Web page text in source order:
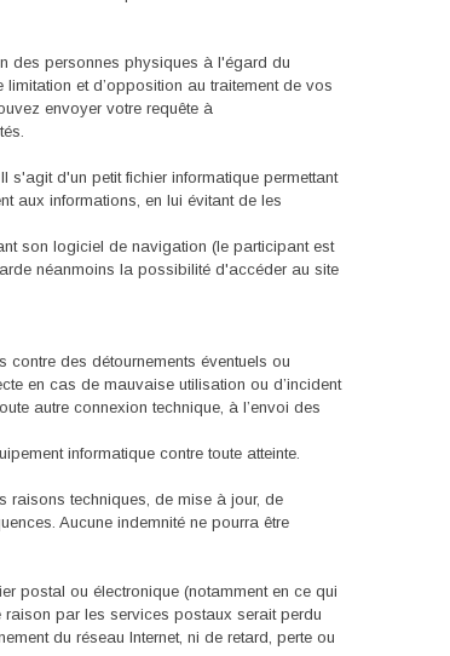
des personnes physiques à l'égard du
et d’opposition au traitement de vos
envoyer votre requête à
s'agit d'un petit fichier informatique permettant
aux informations, en lui évitant de les
son logiciel de navigation (le participant est
néanmoins la possibilité d'accéder au site
contre des détournements éventuels ou
en cas de mauvaise utilisation ou d’incident
autre connexion technique, à l’envoi des
informatique contre toute atteinte.
raisons techniques, de mise à jour, de
Aucune indemnité ne pourra être
postal ou électronique (notamment en ce qui
par les services postaux serait perdu
du réseau Internet, ni de retard, perte ou